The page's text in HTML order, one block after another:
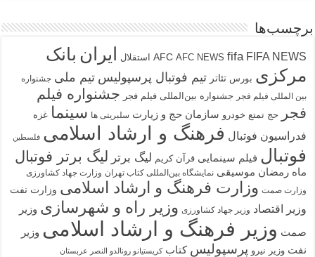
برچسب‌ها
AFC AFC NEWS fifa FIFA NEWS استقلال ایران بانک
مرکزی بورس تئاتر تیم فوتبال پرسپولیس تیم ملی جشنواره
بین المللی فیلم فجر جشنواره بین‌المللی فیلم فجر جشنواره فیلم
فجر
حج تمتع خودرو سازمان حج و زیارت سلبریتی ها سینما غزه
فدراسیون فوتبال فرهنگ و ارشاد اسلامی فلسطین
فوتبال فیلم سینمایی قرآن کریم لیگ برتر لیگ برتر فوتبال
ماه رمضان موسیقی نمایشگاه بین‌المللی کتاب تهران وزارت جهاد کشاورزی
وزارت صمت وزارت فرهنگ و ارشاد اسلامی وزارت نفت
وزیر اقتصاد وزیر جهاد کشاورزی وزیر راه و شهرسازی وزیر
صمت وزیر فرهنگ و ارشاد اسلامی وزیر
نفت وزیر نیرو پرسپولیس کتاب کریستیانو رونالدو النصر عربستان